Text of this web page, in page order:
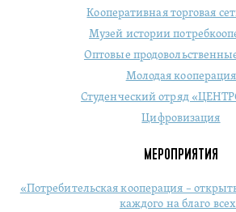
Кооперативная торговая
Музей истории
Оптовые
Молодая кооперация
Студенческий отряд
Цифровизация
МЕРОПРИЯТИЯ
«Потребительская кооперация –
каждого на благо